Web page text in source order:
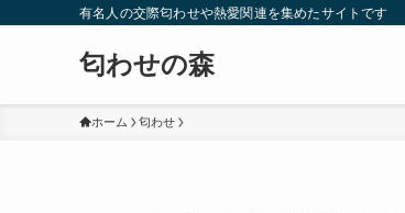
有名人の交際匂わせや熱愛関連を集めたサイトです
匂わせの森
ホーム 匂わせ